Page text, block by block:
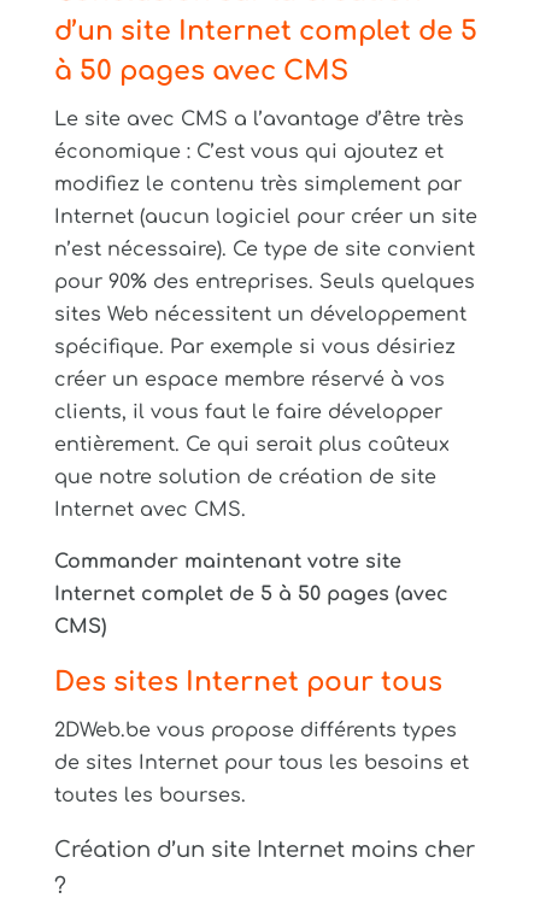
d’un site Internet complet de 5
à 50 pages avec CMS
Le site avec CMS a l’avantage d’être très
économique : C’est vous qui ajoutez et
modifiez le contenu très simplement par
Internet (aucun logiciel pour créer un site
n’est nécessaire). Ce type de site convient
pour 90% des entreprises. Seuls quelques
sites Web nécessitent un développement
spécifique. Par exemple si vous désiriez
créer un espace membre réservé à vos
clients, il vous faut le faire développer
entièrement. Ce qui serait plus coûteux
que notre solution de création de site
Internet avec CMS.
Commander maintenant votre site
Internet complet de 5 à 50 pages (avec
CMS)
Des sites Internet pour tous
2DWeb.be vous propose différents types
de sites Internet pour tous les besoins et
toutes les bourses.
Création d’un site Internet moins cher
?